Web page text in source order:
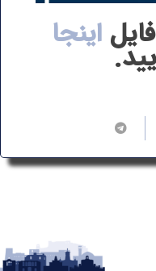
اینجا